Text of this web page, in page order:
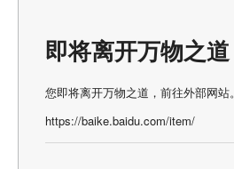
即将离开万物之道
您即将离开万物之道，前往外部网站。
https://baike.baidu.com/item/